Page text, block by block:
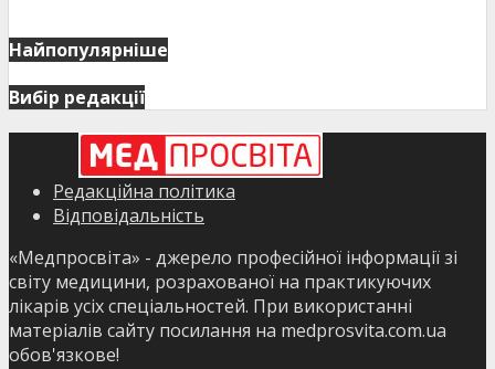
Найпопулярніше
Вибір редакції
Редакційна політика
Відповідальність
«Медпросвіта» - джерело професійної інформації зі
світу медицини, розрахованої на практикуючих
лікарів усіх спеціальностей. При використанні
матеріалів сайту посилання на medprosvita.com.ua
обов'язкове!